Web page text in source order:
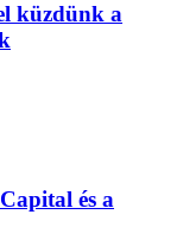
küzdünk a
és a